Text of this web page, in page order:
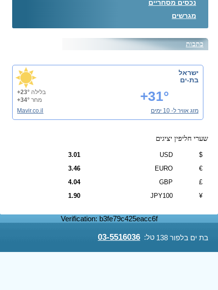
בת ים בלפור 138 טל: 03-5516036
נכסים מסחריים
מגרשים
כתבות
ישראל
בת-ים
+31° בלילה +23°
מחר +34°
מזג אוויר ל- 10 ימים
Mavir.co.il
שערי חליפין יציגים
$
USD
3.01
€
EURO
3.46
£
GBP
4.04
¥
JPY100
1.90
Verification: b3fe79c425eacc6f